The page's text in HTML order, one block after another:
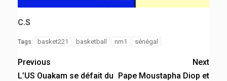
C.S
Tags: basket221 basketball nm1 sénégal
Previous
L’US Ouakam se défait du
Next
Pape Moustapha Diop et